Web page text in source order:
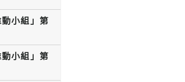
動小組」第
動小組」第